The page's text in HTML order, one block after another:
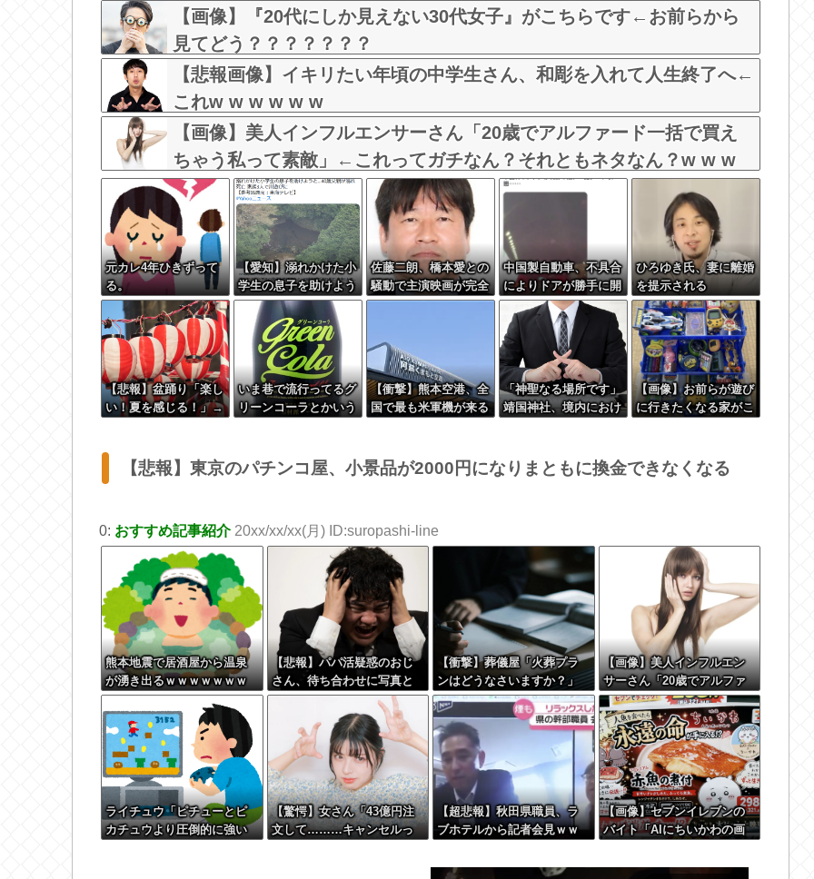
【画像】『20代にしか見えない30代女子』がこちらです←お前らから
見てどう？？？？？？？
【悲報画像】イキリたい年頃の中学生さん、和彫を入れて人生終了へ←
これw w w w w w
【画像】美人インフルエンサーさん「20歳でアルファード一括で買え
ちゃう私って素敵」←これってガチなん？それともネタなん？w w w
w w w w w w
元カレ4年ひきずって
る。
【愛知】溺れかけた小
学生の息子を助けよう
と…40歳父親が溺れ死
亡 家族3人で川遊び
に 息子は妻に助けら
れる
佐藤二朗、橋本愛との
騒動で主演映画が完全
白紙へｗｗｗｗｗ
中国製自動車、不具合
によりドアが勝手に開
いてしまう件
ひろゆき氏、妻に離婚
を提示される
【悲報】盆踊り「楽し
い！夏を感じる！」→
いま巷で流行ってるグ
リーンコーラとかいう
【衝撃】熊本空港、全
国で最も米軍機が来る
「神聖なる場所です」
靖国神社、境内におけ
【画像】お前らが遊び
に行きたくなる家がこ
ｗｗｗｗｗｗｗｗｗｗ
ｗｗｗｗ
【悲報】東京のパチンコ屋、小景品が2000円になりまともに換金できなくなる
0: おすすめ記事紹介20xx/xx/xx(月) ID:suropashi-line
熊本地震で居酒屋から温泉
が湧き出るｗｗｗｗｗｗｗ
ｗ
【悲報】パパ活疑惑のおじ
さん、待ち合わせに写真と
違う女が来たので逃げよう
とするも眼鏡を奪われ可哀
想なことになっているとこ
ろを激写されてしまう…
【衝撃】葬儀屋「火葬プラ
ンはどうなさいますか？」
ワイ喪主「直葬で(即答)」→
結果ァw w w w w w w w w
w
【画像】美人インフルエン
サーさん「20歳でアルファ
ード一括で買えちゃう私っ
て素敵」←これってガチな
ん？それともネタなん？w w
w w w w w w w
ライチュウ「ピチューとピ
カチュウより圧倒的に強い
【驚愕】女さん「43億円注
文して………キャンセルっ
【超悲報】秋田県職員、ラ
ブホテルから記者会見ｗｗ
【画像】セブンイレブンの
バイト「AIにちいかわの画
きた！」